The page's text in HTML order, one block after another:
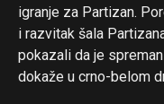
igranje za Partizan.
i razvitak šala
pokazali da je
dokaže u crno-belom